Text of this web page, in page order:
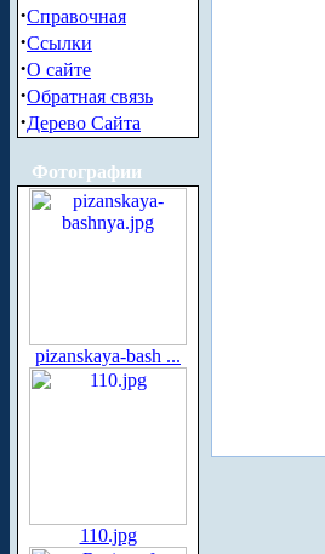
·Справочная
·Ссылки
·О сайте
·Обратная связь
·Дерево Сайта
Фотографии
pizanskaya-bash ...
110.jpg